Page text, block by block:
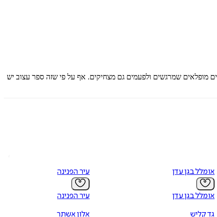
מופלאים שמרגשים ולפעמים גם מצחיקים. אף על פי שזה ספר עצוב יש
אומלל בגן עדן
אומלל בגן עדן
גד קליש
עיר הפנינה
עיר הפנינה
אלון אשתר